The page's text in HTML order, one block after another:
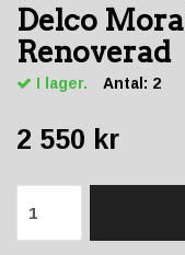
Delco
Renoverad
I lager. Antal: 2
2 550 kr